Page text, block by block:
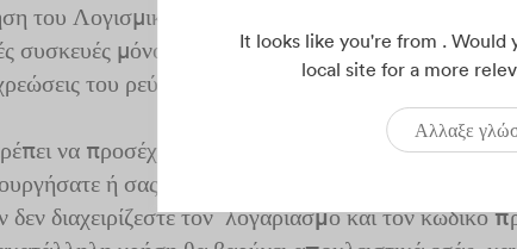
του Λογισμικού και των Σχετικών Υπηρεσιών από
συσκευές μόνοι σας, και θα πρέπει να είστε
του ρεύματος και τα έξοδα δικτύου.)
να προσέχετε τον λογαριασμό που
ή σας παρείχε η AISWEI, και να
δεν διαχειρίζεστε τον λογαριασμό και τον
It looks like you're from .
local site for a more
Αλλαξε